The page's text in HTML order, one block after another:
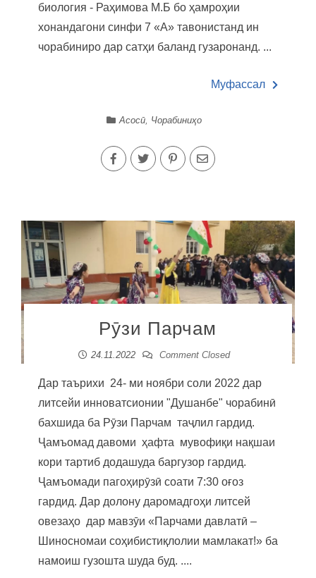
биология - Раҳимова М.Б бо ҳамроҳии
хонандагони синфи 7 «А» тавонистанд ин
чорабиниро дар сатҳи баланд гузаронанд. ...
Муфассал
Асосӣ Чорабиниҳо
Рӯзи Парчам
24.11.2022 Comment Closed
Дар таърихи 24- ми ноябри соли 2022 дар
литсейи инноватсионии "Душанбе" чорабинӣ
бахшида ба Рӯзи Парчам таҷлил гардид.
Ҷамъомад давоми ҳафта мувофиқи нақшаи
кори тартиб додашуда баргузор гардид.
Ҷамъомади пагоҳирӯзӣ соати 7:30 оғоз
гардид. Дар долону даромадгоҳи литсей
овезаҳо дар мавзӯи «Парчами давлатӣ –
Шиносномаи соҳибистиқлолии мамлакат!» ба
намоиш гузошта шуда буд. ....